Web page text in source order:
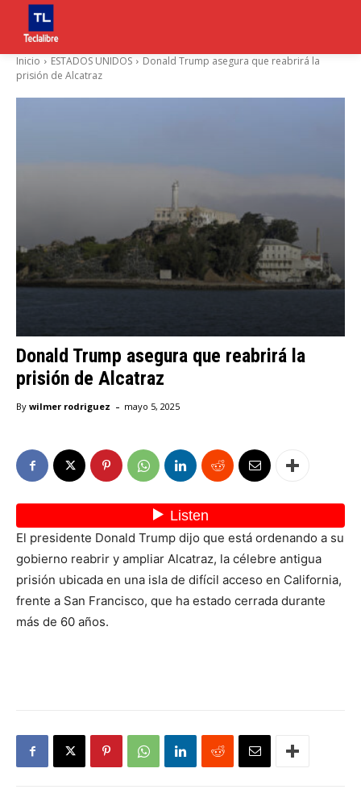
Inicio ESTADOS UNIDOS
Donald Trump asegura que reabrirá la
prisión de Alcatraz
Donald Trump asegura que reabrirá la
prisión de Alcatraz
By wilmer rodriguez - mayo 5, 2025
El presidente Donald Trump dijo que está ordenando a su
gobierno reabrir y ampliar Alcatraz, la célebre antigua
prisión ubicada en una isla de difícil acceso en California,
frente a San Francisco, que ha estado cerrada durante
más de 60 años.